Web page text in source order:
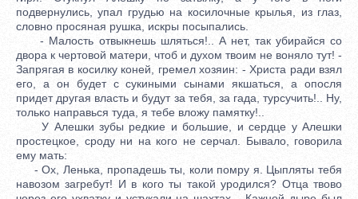
подвернулись, упал грудью на косилочные крылья, из глаз,
словно просяная рушка, искры посыпались.
- Малость отвыкнешь шляться!.. А нет, так убирайся со
двора к чертовой матери, чтоб и духом твоим не воняло тут! -
Запрягая в косилку коней, гремел хозяин: - Христа ради взял
его, а он будет с сукиными сынами якшаться, а опосля
придет другая власть и будут за тебя, за гада, турсучить!.. Ну,
только направься туда, я тебе вложу памятку!..
У Алешки зубы редкие и большие, и сердце у Алешки
простецкое, сроду ни на кого не серчал. Бывало, говорила
ему мать:
- Ох, Ленька, пропадешь ты, коли помру я. Цыпляты тебя
навозом загребут! И в кого ты такой уродился? Отца твово